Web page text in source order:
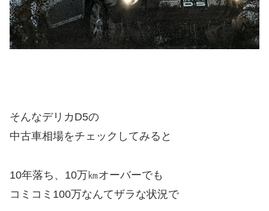
そんなデリカD5の
中古車相場をチェックしてみると
10年落ち、10万㎞オーバーでも
コミコミ100万なんてザラな状況で